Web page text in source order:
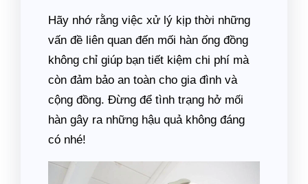
Hãy nhớ rằng việc xử lý kịp thời những
vấn đề liên quan đến mối hàn ống đồng
không chỉ giúp bạn tiết kiệm chi phí mà
còn đảm bảo an toàn cho gia đình và
cộng đồng. Đừng để tình trạng hở mối
hàn gây ra những hậu quả không đáng
có nhé!